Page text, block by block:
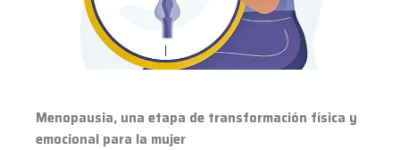
Menopausia, una etapa de transformación física y
emocional para la mujer